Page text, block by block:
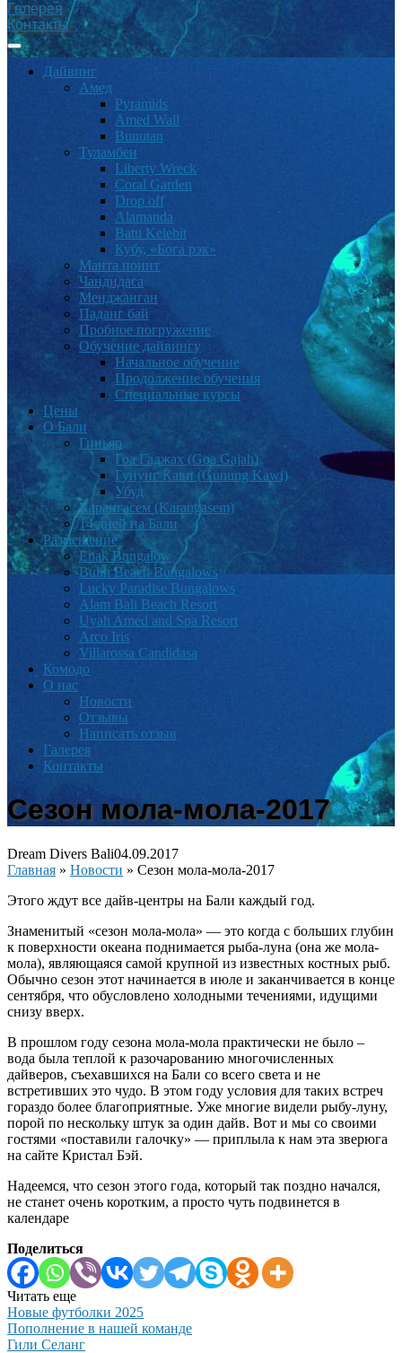
Галерея
Контакты
Дайвинг
Амед
Pyramids
Amed Wall
Bunutan
Туламбен
Liberty Wreck
Coral Garden
Drop off
Alamanda
Batu Kelebit
Кубу, «Бога рэк»
Манта поинт
Чандидаса
Менджанган
Паданг бай
Пробное погружение
Обучение дайвингу
Начальное обучение
Продолжение обучения
Специальные курсы
Цены
О Бали
Гиньяр
Гоа Гаджах (Goa Gajah)
Гунунг Кави (Gunung Kawi)
Убуд
Карангасем (Karangasem)
14 дней на Бали
Размещение
Enak Bungalow
Bulih Beach Bungalows
Lucky Paradise Bungalows
Alam Bali Beach Resort
Uyah Amed and Spa Resort
Arco Iris
Villarossa Candidasa
Комодо
О нас
Новости
Отзывы
Написать отзыв
Галерея
Контакты
Сезон мола-мола-2017
Dream Divers Bali04.09.2017
Главная » Новости » Сезон мола-мола-2017
Этого ждут все дайв-центры на Бали каждый год.
Знаменитый «сезон мола-мола» — это когда с больших глубин
к поверхности океана поднимается рыба-луна (она же мола-
мола), являющаяся самой крупной из известных костных рыб.
Обычно сезон этот начинается в июле и заканчивается в конце
сентября, что обусловлено холодными течениями, идущими
снизу вверх.
В прошлом году сезона мола-мола практически не было –
вода была теплой к разочарованию многочисленных
дайверов, съехавшихся на Бали со всего света и не
встретивших это чудо. В этом году условия для таких встреч
гораздо более благоприятные. Уже многие видели рыбу-луну,
порой по нескольку штук за один дайв. Вот и мы со своими
гостями «поставили галочку» — приплыла к нам эта зверюга
на сайте Кристал Бэй.
Надеемся, что сезон этого года, который так поздно начался,
не станет очень коротким, а просто чуть подвинется в
календаре
Поделиться
Читать еще
Новые футболки 2025
Пополнение в нашей команде
Гили Селанг